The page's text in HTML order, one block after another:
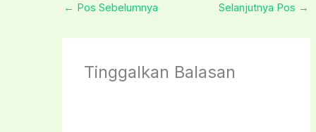
← Pos Sebelumnya Selanjutnya Pos →
Tinggalkan Balasan